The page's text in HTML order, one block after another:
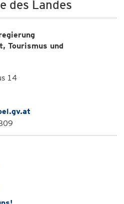
des Landes
Tourismus und
14